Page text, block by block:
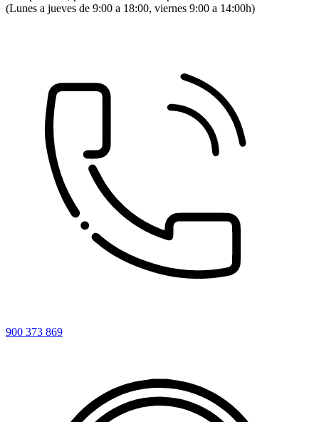
(Lunes a jueves de 9:00 a 18:00, viernes 9:00 a 14:00h)
900 373 869